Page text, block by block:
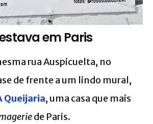
em Paris
rua Auspicuelta, no
de frente a um lindo mural,
Queijaria, uma casa que mais
de Paris.